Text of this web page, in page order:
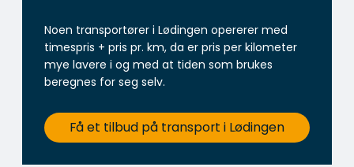
Noen transportører i Lødingen opererer med
timespris + pris pr. km, da er pris per kilometer
mye lavere i og med at tiden som brukes
beregnes for seg selv.
Få et tilbud på transport i Lødingen